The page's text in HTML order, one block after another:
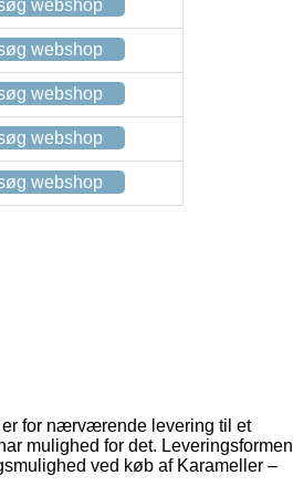
webshop
webshop
webshop
webshop
webshop
er for nærværende levering til et
mulighed for det. Leveringsformen
ved køb af Karameller –